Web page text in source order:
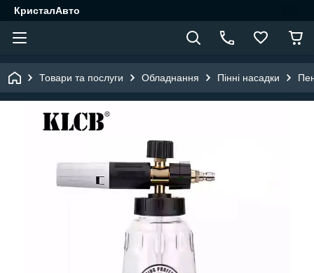
КристалАвто
Товари та послуги Обладнання Пінні насадки